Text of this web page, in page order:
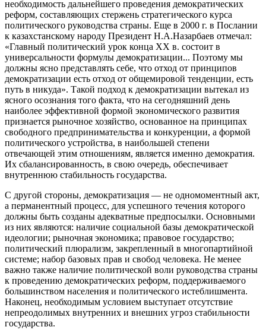
необходимость дальнейшего проведения демократических
реформ, составляющих стержень стратегического курса
политического руководства страны. Еще в 2000 г. в Послании
к казахстанскому народу Президент Н.А.Назарбаев отмечал:
«Главный политический урок конца XX в. состоит в
универсальности формулы демократизации... Поэтому мы
должны ясно представлять себе, что отход от принципов
демократизации есть отход от общемировой тенденции, есть
путь в никуда». Такой подход к демократизации вытекал из
ясного осознания того факта, что на сегодняшний день
наиболее эффективной формой экономического развития
признается рыночное хозяйство, основанное на принципах
свободного предпринимательства и конкуренции, а формой
политического устройства, в наибольшей степени
отвечающей этим отношениям, является именно демократия.
Их сбалансированность, в свою очередь, обеспечивает
внутреннюю стабильность государства.
С другой стороны, демократизация — не одномоментный акт,
а перманентный процесс, для успешного течения которого
должны быть созданы адекватные предпосылки. Основными
из них являются: наличие социальной базы демократической
идеологии; рыночная экономика; правовое государство;
политический плюрализм, закрепленный в многопартийной
системе; набор базовых прав и свобод человека. Не менее
важно также наличие политической воли руководства страны
к проведению демократических реформ, поддерживаемого
большинством населения и политического истеблишмента.
Наконец, необходимым условием выступает отсутствие
непреодолимых внутренних и внешних угроз стабильности
государства.